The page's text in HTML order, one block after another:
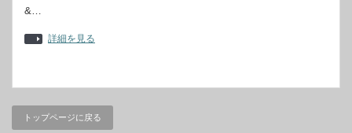
&…
詳細を見る
トップページに戻る